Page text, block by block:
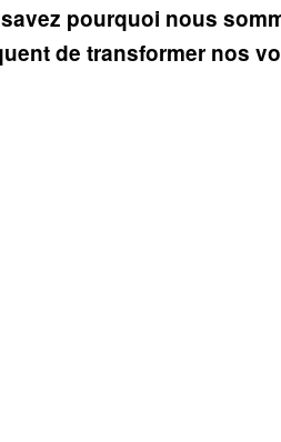
pourquoi nous
de transformer nos